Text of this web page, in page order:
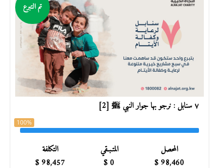
تم التبرع
٧ سنابل : نرجو بها جوار النبي ﷺ [2]
100%
المحصل
98,460
$
المتـبـقي
0
$
التكلفة
98,457
$